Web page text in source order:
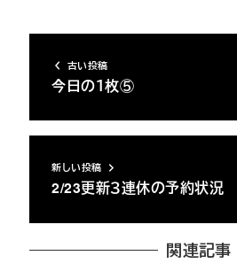
古い投稿
今日の１枚⑤
新しい投稿
2/23更新３連休の予約状況
関連記事